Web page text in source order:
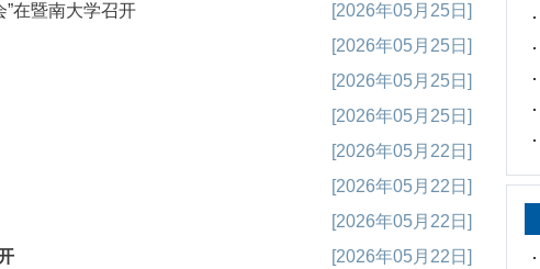
”在暨南大学召开
[2026年05月25日]
[2026年05月25日]
[2026年05月25日]
[2026年05月25日]
[2026年05月22日]
[2026年05月22日]
[2026年05月22日]
[2026年05月22日]